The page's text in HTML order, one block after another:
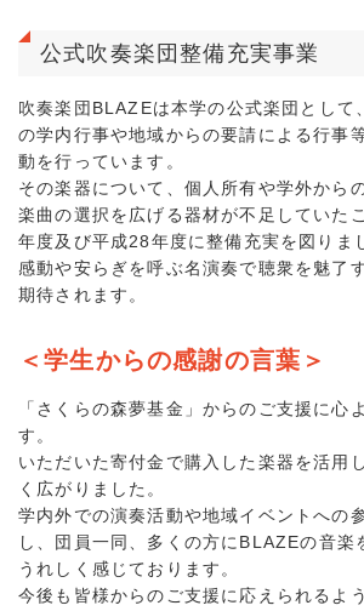
公式吹奏楽団整備充実事業
吹奏楽団BLAZEは本学の公式楽団として
の学内行事や地域からの要請による行事
動を行っています。
その楽器について、個人所有や学外から
楽曲の選択を広げる器材が不足していた
年度及び平成28年度に整備充実を図りま
感動や安らぎを呼ぶ名演奏で聴衆を魅了
期待されます。
＜学生からの感謝の言葉＞
「さくらの森夢基金」からのご支援に心
す。
いただいた寄付金で購入した楽器を活用
く広がりました。
学内外での演奏活動や地域イベントへの
し、団員一同、多くの方にBLAZEの音楽
うれしく感じております。
今後も皆様からのご支援に応えられるよ